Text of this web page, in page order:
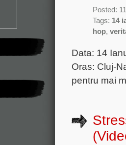
Posted:
Tags: 14
hop,
Data: 14
Oras: Cluj-
pentru mai